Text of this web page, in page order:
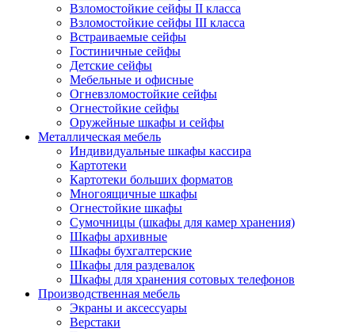
Взломостойкие сейфы II класса
Взломостойкие сейфы III класса
Встраиваемые сейфы
Гостиничные сейфы
Детские сейфы
Мебельные и офисные
Огневзломостойкие сейфы
Огнестойкие сейфы
Оружейные шкафы и сейфы
Металлическая мебель
Индивидуальные шкафы кассира
Картотеки
Картотеки больших форматов
Многоящичные шкафы
Огнестойкие шкафы
Сумочницы (шкафы для камер хранения)
Шкафы архивные
Шкафы бухгалтерские
Шкафы для раздевалок
Шкафы для хранения сотовых телефонов
Производственная мебель
Экраны и аксессуары
Верстаки